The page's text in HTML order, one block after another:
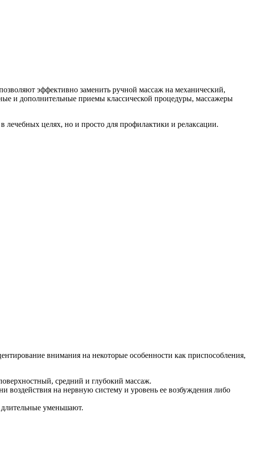
эффективно заменить ручной массаж на механический,
и дополнительные приемы классической процедуры, массажеры
лечебных целях, но и просто для профилактики и релаксации.
внимания на некоторые особенности как приспособления,
средний и глубокий массаж.
на нервную систему и уровень ее возбуждения либо
длительные уменьшают.